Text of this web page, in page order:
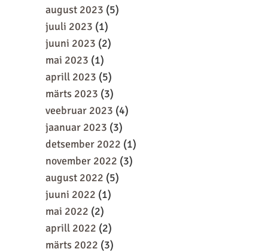
august 2023 (5)
juuli 2023 (1)
juuni 2023 (2)
mai 2023 (1)
aprill 2023 (5)
märts 2023 (3)
veebruar 2023 (4)
jaanuar 2023 (3)
detsember 2022 (1)
november 2022 (3)
august 2022 (5)
juuni 2022 (1)
mai 2022 (2)
aprill 2022 (2)
märts 2022 (3)